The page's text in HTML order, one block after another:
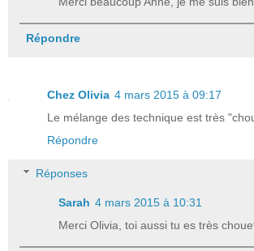
Répondre
Chez Olivia 4 mars 2015 à 09:17
Le mélange des technique est très
Répondre
Réponses
Sarah 4 mars 2015 à 10:31
Merci Olivia, toi aussi tu es très